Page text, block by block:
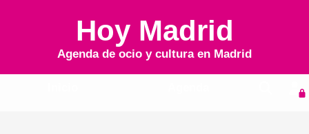
Hoy Madrid
Agenda de ocio y cultura en Madrid